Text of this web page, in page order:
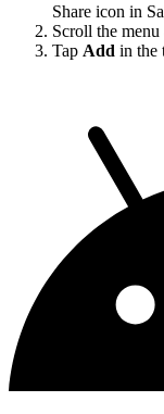
Share icon in
Scroll the menu
Tap Add in the